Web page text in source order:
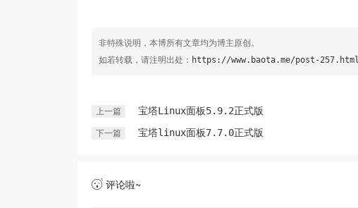
非特殊说明，本博所有文章均为博主原创。
如若转载，请注明出处： https://www.baota.me/post-257.html
上一篇 宝塔Linux面板5.9.2正式版
下一篇 宝塔linux面板7.7.0正式版
评论啦~